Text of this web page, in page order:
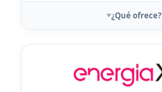
¿Qué ofrece?